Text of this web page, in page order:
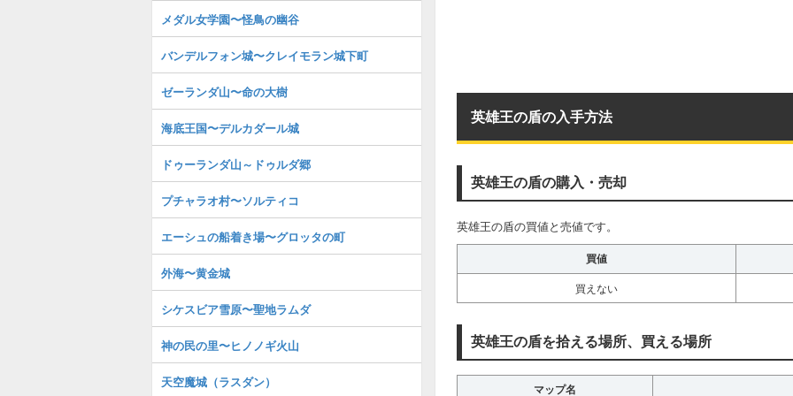
英雄王の盾の入手方法
英雄王の盾の購入・売却
英雄王の盾の買値と売値です。
買値
買えない
英雄王の盾を拾える場所、買える場所
マップ名
メダル女学園〜怪鳥の幽谷
バンデルフォン城〜クレイモラン城下町
ゼーランダ山〜命の大樹
海底王国〜デルカダール城
ドゥーランダ山～ドゥルダ郷
プチャラオ村〜ソルティコ
エーシュの船着き場〜グロッタの町
外海〜黄金城
シケスビア雪原〜聖地ラムダ
神の民の里〜ヒノノギ火山
天空魔城（ラスダン）